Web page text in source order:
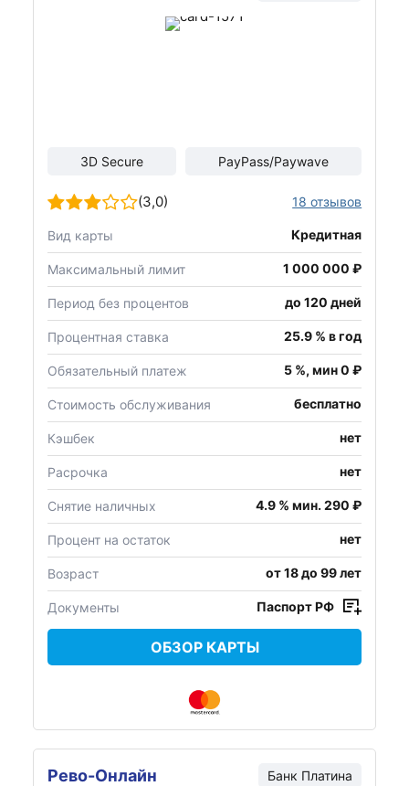
3D Secure PayPass/Paywave
(3,0) 18 отзывов
Вид карты Кредитная
Максимальный лимит 1 000 000 ₽
Период без процентов до 120 дней
Процентная ставка 25.9 % в год
Обязательный платеж 5 %, мин 0 ₽
Стоимость обслуживания бесплатно
Кэшбек нет
Расрочка нет
Снятие наличных 4.9 % мин. 290 ₽
Процент на остаток нет
Возраст от 18 до 99 лет
Документы Паспорт РФ
ОБЗОР КАРТЫ
Рево-Онлайн Банк Платина